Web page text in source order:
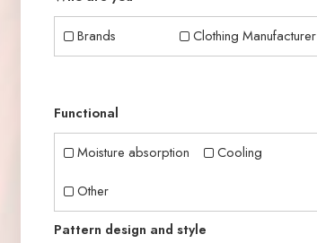
Brands Clothing Manufacturer
Functional
Moisture absorption Cooling
Other
Pattern design and style